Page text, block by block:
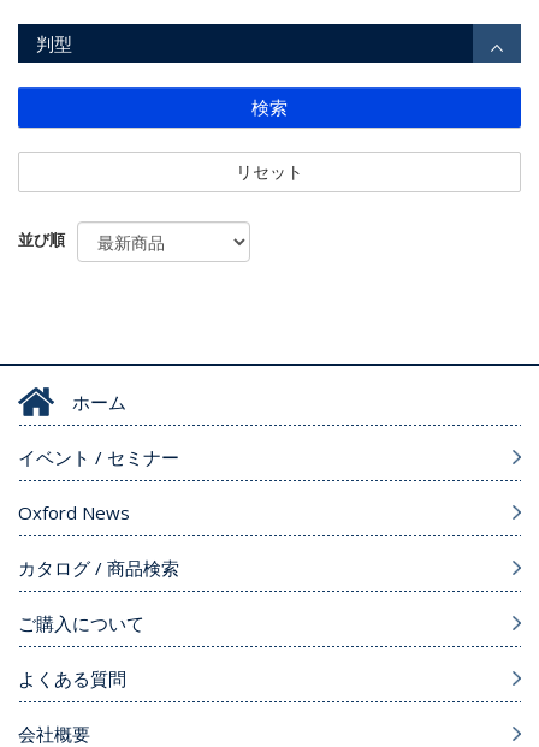
判型
検索
リセット
並び順
ホーム
イベント / セミナー
Oxford News
カタログ / 商品検索
ご購入について
よくある質問
会社概要